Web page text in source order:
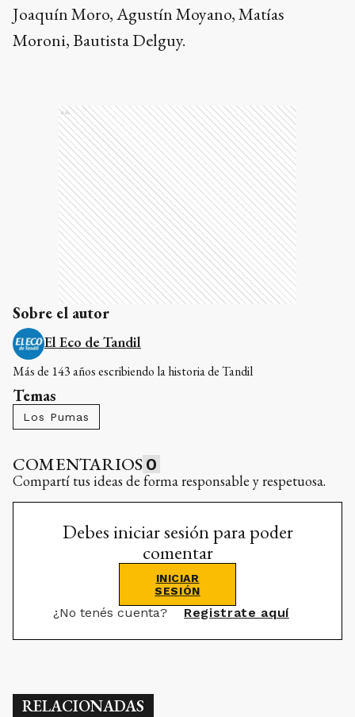
Joaquín Moro, Agustín Moyano, Matías
Moroni, Bautista Delguy.
Ads
Sobre el autor
El Eco de Tandil
Más de 143 años escribiendo la historia de Tandil
Temas
Los Pumas
COMENTARIOS 0
Compartí tus ideas de forma responsable y respetuosa.
Debes iniciar sesión para poder
comentar
INICIAR
SESIÓN
¿No tenés cuenta? Registrate aquí
RELACIONADAS